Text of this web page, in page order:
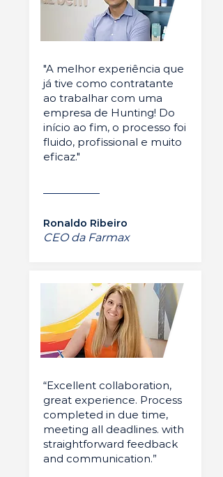
"A melhor experiência que
já tive como contratante
ao trabalhar com uma
empresa de Hunting! Do
início ao fim, o processo foi
fluido, profissional e muito
eficaz."
Ronaldo Ribeiro
CEO da Farmax
“Excellent collaboration,
great experience. Process
completed in due time,
meeting all deadlines. with
straightforward feedback
and communication.”